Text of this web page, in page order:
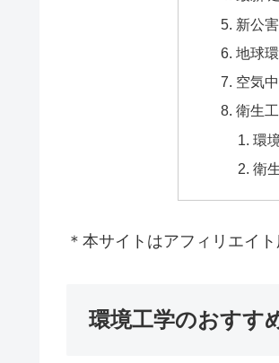
新公
地球
空気
衛生
環
衛
＊本サイトはアフィリエイ
環境工学のおすす